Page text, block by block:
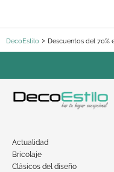
DecoEstilo Descuentos del 70%
Actualidad
Bricolaje
Clásicos del diseño